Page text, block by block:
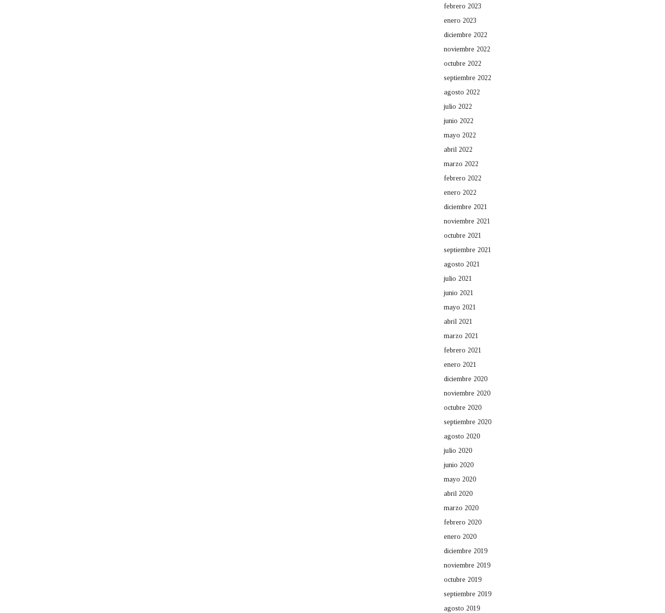
febrero 2023
enero 2023
diciembre 2022
noviembre 2022
octubre 2022
septiembre 2022
agosto 2022
julio 2022
junio 2022
mayo 2022
abril 2022
marzo 2022
febrero 2022
enero 2022
diciembre 2021
noviembre 2021
octubre 2021
septiembre 2021
agosto 2021
julio 2021
junio 2021
mayo 2021
abril 2021
marzo 2021
febrero 2021
enero 2021
diciembre 2020
noviembre 2020
octubre 2020
septiembre 2020
agosto 2020
julio 2020
junio 2020
mayo 2020
abril 2020
marzo 2020
febrero 2020
enero 2020
diciembre 2019
noviembre 2019
octubre 2019
septiembre 2019
agosto 2019